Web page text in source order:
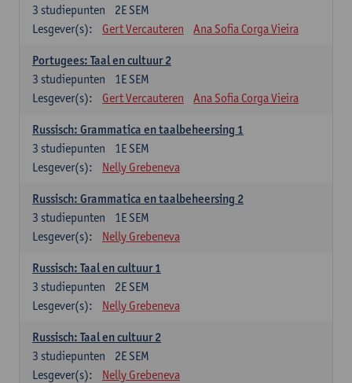
2E SEM
3 studiepunten
Lesgever(s):
Gert Vercauteren Ana Sofia Corga Vieira
Portugees: Taal en cultuur 2
1E SEM
3 studiepunten
Lesgever(s):
Gert Vercauteren Ana Sofia Corga Vieira
Russisch: Grammatica en taalbeheersing 1
1E SEM
3 studiepunten
Lesgever(s):
Nelly Grebeneva
Russisch: Grammatica en taalbeheersing 2
1E SEM
3 studiepunten
Lesgever(s):
Nelly Grebeneva
Russisch: Taal en cultuur 1
2E SEM
3 studiepunten
Lesgever(s):
Nelly Grebeneva
Russisch: Taal en cultuur 2
2E SEM
3 studiepunten
Lesgever(s):
Nelly Grebeneva